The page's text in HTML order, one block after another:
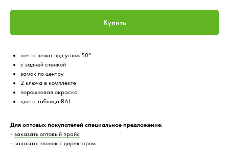
Купить
почта лежит под углом 50°
с задней стенкой
замок по центру
2 ключа в комплекте
порошковая окраска
цвета таблица RAL
Для оптовых покупателей специальное предложение:
- заказать оптовый прайс
- заказать звонок с директором